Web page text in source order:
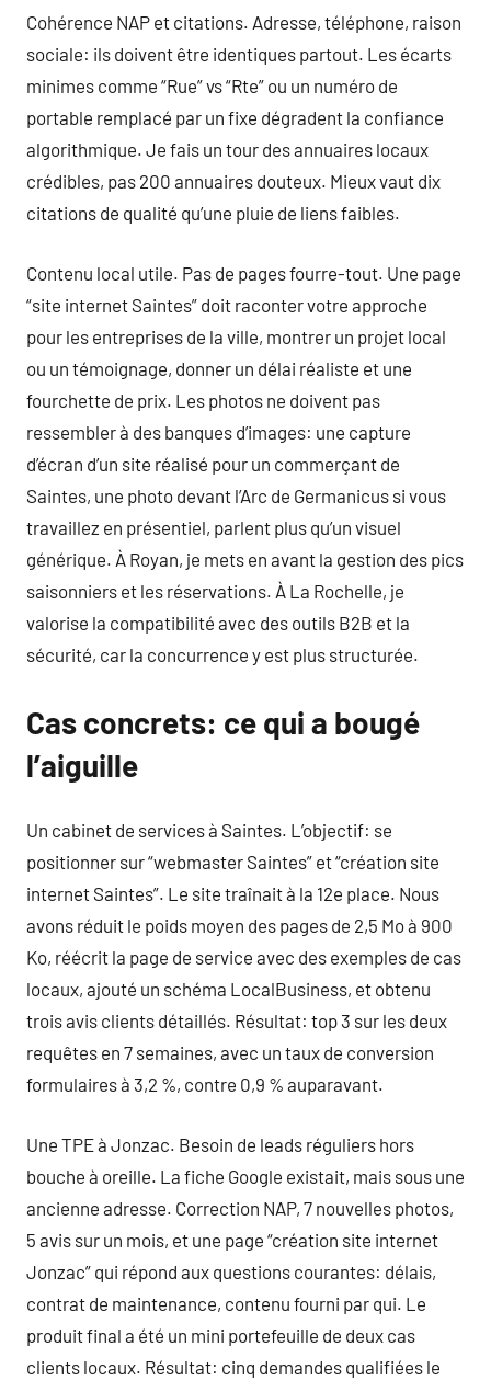
Cohérence NAP et citations. Adresse, téléphone, raison
sociale: ils doivent être identiques partout. Les écarts
minimes comme “Rue” vs “Rte” ou un numéro de
portable remplacé par un fixe dégradent la confiance
algorithmique. Je fais un tour des annuaires locaux
crédibles, pas 200 annuaires douteux. Mieux vaut dix
citations de qualité qu’une pluie de liens faibles.
Contenu local utile. Pas de pages fourre-tout. Une page
“site internet Saintes” doit raconter votre approche
pour les entreprises de la ville, montrer un projet local
ou un témoignage, donner un délai réaliste et une
fourchette de prix. Les photos ne doivent pas
ressembler à des banques d’images: une capture
d’écran d’un site réalisé pour un commerçant de
Saintes, une photo devant l’Arc de Germanicus si vous
travaillez en présentiel, parlent plus qu’un visuel
générique. À Royan, je mets en avant la gestion des pics
saisonniers et les réservations. À La Rochelle, je
valorise la compatibilité avec des outils B2B et la
sécurité, car la concurrence y est plus structurée.
Cas concrets: ce qui a bougé
l’aiguille
Un cabinet de services à Saintes. L’objectif: se
positionner sur “webmaster Saintes” et “création site
internet Saintes”. Le site traînait à la 12e place. Nous
avons réduit le poids moyen des pages de 2,5 Mo à 900
Ko, réécrit la page de service avec des exemples de cas
locaux, ajouté un schéma LocalBusiness, et obtenu
trois avis clients détaillés. Résultat: top 3 sur les deux
requêtes en 7 semaines, avec un taux de conversion
formulaires à 3,2 %, contre 0,9 % auparavant.
Une TPE à Jonzac. Besoin de leads réguliers hors
bouche à oreille. La fiche Google existait, mais sous une
ancienne adresse. Correction NAP, 7 nouvelles photos,
5 avis sur un mois, et une page “création site internet
Jonzac” qui répond aux questions courantes: délais,
contrat de maintenance, contenu fourni par qui. Le
produit final a été un mini portefeuille de deux cas
clients locaux. Résultat: cinq demandes qualifiées le